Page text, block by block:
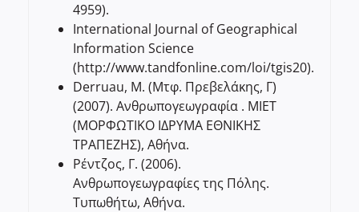
4959).
International Journal of Geographical
Information Science
(http://www.tandfonline.com/loi/tgis20).
Derruau, M. (Μτφ. Πρεβελάκης, Γ)
(2007). Ανθρωπογεωγραφία . ΜΙΕΤ
(ΜΟΡΦΩΤΙΚΟ ΙΔΡΥΜΑ ΕΘΝΙΚΗΣ
ΤΡΑΠΕΖΗΣ), Αθήνα.
Ρέντζος, Γ. (2006).
Ανθρωπογεωγραφίες της Πόλης.
Τυπωθήτω, Αθήνα.